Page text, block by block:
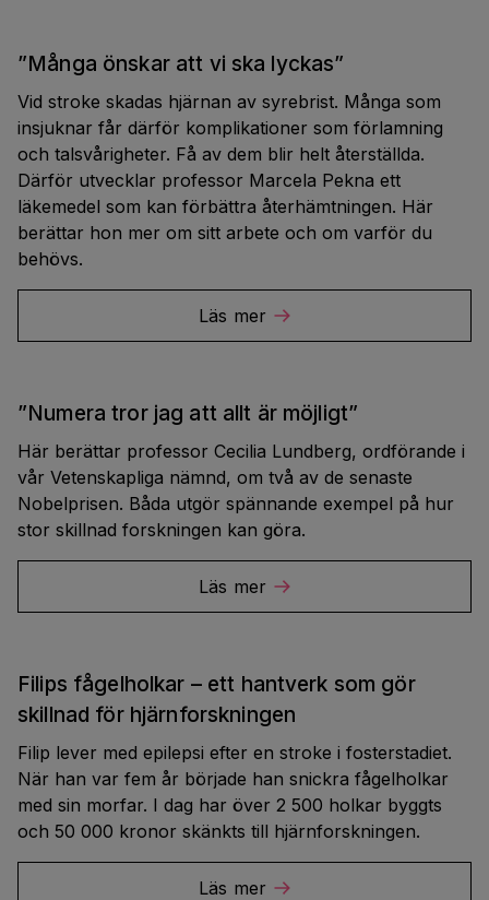
”Många önskar att vi ska lyckas”
Vid stroke skadas hjärnan av syrebrist. Många som
insjuknar får därför komplikationer som förlamning
och talsvårigheter. Få av dem blir helt återställda.
Därför utvecklar professor Marcela Pekna ett
läkemedel som kan förbättra återhämtningen. Här
berättar hon mer om sitt arbete och om varför du
behövs.
Läs mer
”Numera tror jag att allt är möjligt”
Här berättar professor Cecilia Lundberg, ordförande i
vår Vetenskapliga nämnd, om två av de senaste
Nobelprisen. Båda utgör spännande exempel på hur
stor skillnad forskningen kan göra.
Läs mer
Filips fågelholkar – ett hantverk som gör
skillnad för hjärnforskningen
Filip lever med epilepsi efter en stroke i fosterstadiet.
När han var fem år började han snickra fågelholkar
med sin morfar. I dag har över 2 500 holkar byggts
och 50 000 kronor skänkts till hjärnforskningen.
Läs mer